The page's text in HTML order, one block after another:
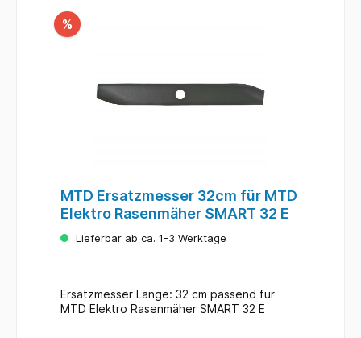
%
MTD Ersatzmesser 32cm für MTD
Elektro Rasenmäher SMART 32 E
Lieferbar ab ca. 1-3 Werktage
Ersatzmesser Länge: 32 cm passend für
MTD Elektro Rasenmäher SMART 32 E